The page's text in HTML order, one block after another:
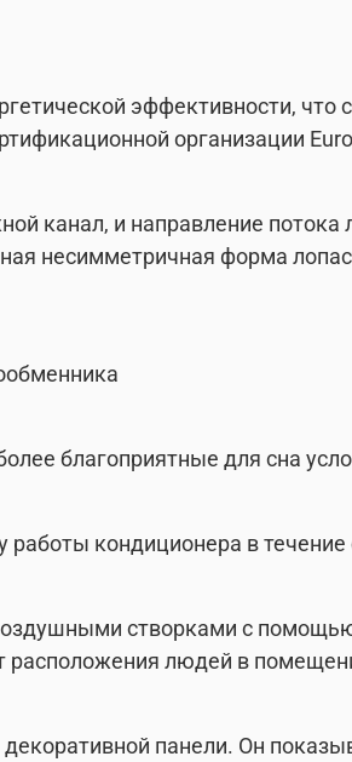
эффективности, что
организации
канал, и направление потока
несимметричная форма
благоприятные для сна
кондиционера в течение
створками с
расположения людей в
панели. Он